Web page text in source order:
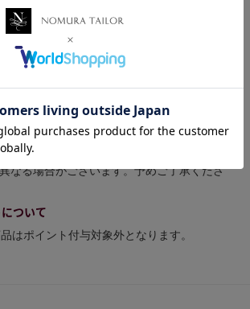
でも色味や厚みに差が生じる可能性がありま
いただいた上でご購入を検討いただけますよ
件のもとに製造する製品の、生産・出荷の単
近づけるよう徹底しておりますが、 お使いの
設定やブラウザ等）、お部屋の照明等により
なる場合がございます。予めご了承くださ
ついて
はポイント付与対象外となります。